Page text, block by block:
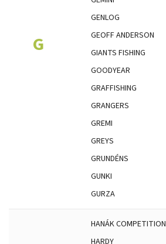
G
GENLOG
GEOFF ANDERSON
GIANTS FISHING
GOODYEAR
GRAFFISHING
GRANGERS
GREMI
GREYS
GRUNDÉNS
GUNKI
GURZA
HANÁK COMPETITION
HARDY